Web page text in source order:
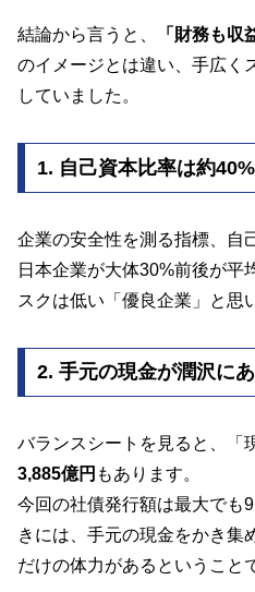
結論から言うと、 「財務も収
のイメージとは違い、手広く
していました。
1. 自己資本比率は約40%
企業の安全性を測る指標、自
日本企業が大体30%前後が平
スクは低い「優良企業」と思
2. 手元の現金が潤沢に
バランスシートを見ると、「
3,885億円 もあります。
今回の社債発行額は最大でも
きには、手元の現金をかき集
だけの体力があるということ